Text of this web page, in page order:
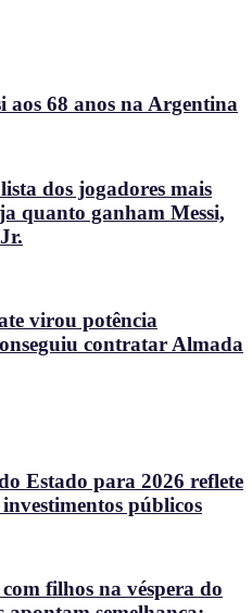
68 anos na Argentina
dos jogadores mais
quanto ganham Messi,
virou potência
contratar Almada
Estado para 2026 reflete
públicos
filhos na véspera do